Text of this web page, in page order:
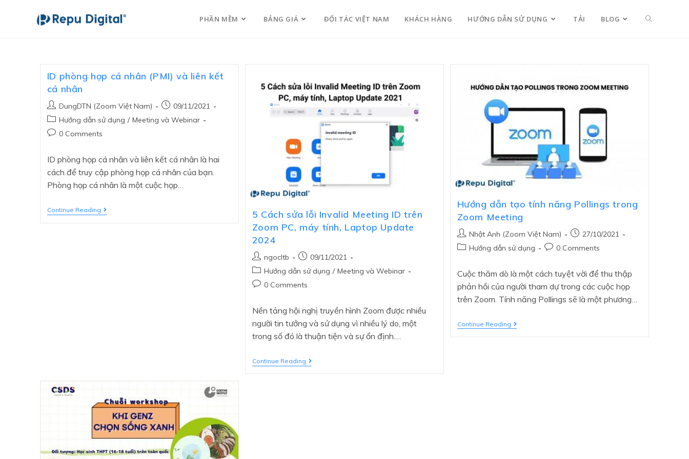
PHẦN MỀM BẢNG GIÁ ĐỐI TÁC VIỆT NAM KHÁCH HÀNG HƯỚNG DẪN SỬ DỤNG TẢI BLOG
ID phòng họp cá nhân (PMI) và liên kết
cá nhân
DungDTN (Zoom Việt Nam)
09/11/2021
Hướng dẫn sử dụng / Meeting và Webinar
0 Comments
ID phòng họp cá nhân và liên kết cá nhân là hai
cách để truy cập phòng họp cá nhân của bạn.
Phòng họp cá nhân là một cuộc họp…
Continue Reading
5 Cách sửa lỗi Invalid Meeting ID trên
Zoom PC, máy tính, Laptop Update
2024
ngocltb
09/11/2021
Hướng dẫn sử dụng / Meeting và Webinar
0 Comments
Nền tảng hội nghị truyền hình Zoom được nhiều
người tin tưởng và sử dụng vì nhiều lý do, một
trong số đó là thuận tiện và sự ổn định.…
Continue Reading
Hướng dẫn tạo tính năng Pollings trong
Zoom Meeting
Nhật Anh (Zoom Việt Nam)
27/10/2021
Hướng dẫn sử dụng
0 Comments
Cuộc thăm dò là một cách tuyệt vời để thu thập
phản hồi của người tham dự trong các cuộc họp
trên Zoom. Tính năng Pollings sẽ là một phương…
Continue Reading